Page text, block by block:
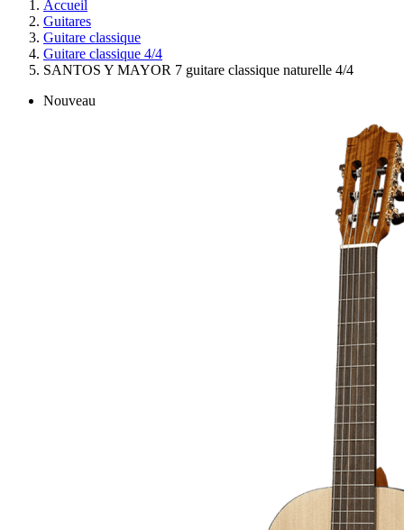
Accueil
Guitares
Guitare classique
Guitare classique 4/4
SANTOS Y MAYOR 7 guitare classique naturelle 4/4
Nouveau